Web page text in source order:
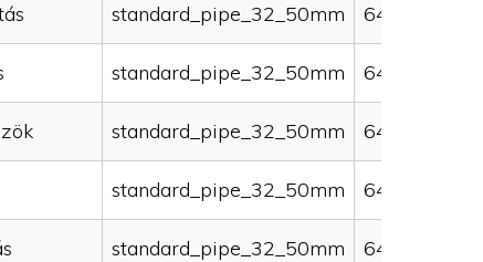
standard_pipe_32_50mm 64000
standard_pipe_32_50mm 64000
standard_pipe_32_50mm 64000
standard_pipe_32_50mm 64000
standard_pipe_32_50mm 64000